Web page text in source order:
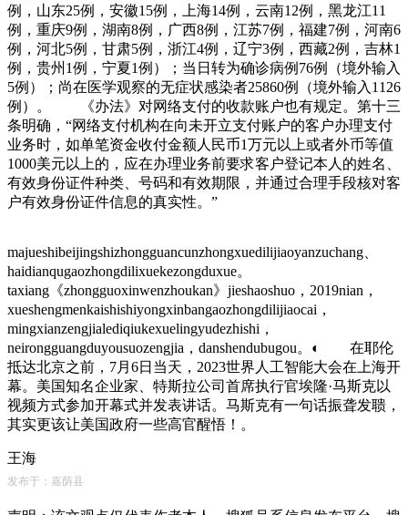
例，山东25例，安徽15例，上海14例，云南12例，黑龙江11
例，重庆9例，湖南8例，广西8例，江苏7例，福建7例，河南6
例，河北5例，甘肃5例，浙江4例，辽宁3例，西藏2例，吉林1
例，贵州1例，宁夏1例）；当日转为确诊病例76例（境外输入
5例）；尚在医学观察的无症状感染者25860例（境外输入1126
例）。 《办法》对网络支付的收款账户也有规定。第十三
条明确，“网络支付机构在向未开立支付账户的客户办理支付
业务时，如单笔资金收付金额人民币1万元以上或者外币等值
1000美元以上的，应在办理业务前要求客户登记本人的姓名、
有效身份证件种类、号码和有效期限，并通过合理手段核对客
户有效身份证件信息的真实性。”
majueshibeijingshizhongguancunzhongxuedilijiaoyanzuchang、
haidianqugaozhongdilixuekezongduxue。
taxiang《zhongguoxinwenzhoukan》jieshaoshuo，2019nian，
xueshengmenkaishishiyongxinbangaozhongdilijiaocai，
mingxianzengjialediqiukexuelingyudezhishi，
neirongguangduyousuozengjia，danshendubugou。◐ 在耶伦
抵达北京之前，7月6日当天，2023世界人工智能大会在上海开
幕。美国知名企业家、特斯拉公司首席执行官埃隆·马斯克以
视频方式参加开幕式并发表讲话。马斯克有一句话振聋发聩，
其实更该让美国政府一些高官醒悟！。
王海
发布于：嘉荫县